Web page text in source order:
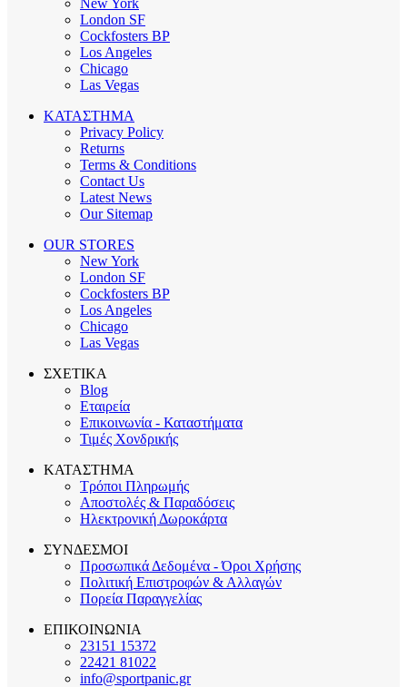
New York
London SF
Cockfosters BP
Los Angeles
Chicago
Las Vegas
ΚΑΤΑΣΤΗΜΑ
Privacy Policy
Returns
Terms & Conditions
Contact Us
Latest News
Our Sitemap
OUR STORES
New York
London SF
Cockfosters BP
Los Angeles
Chicago
Las Vegas
ΣΧΕΤΙΚΑ
Blog
Εταιρεία
Επικοινωνία - Καταστήματα
Τιμές Χονδρικής
ΚΑΤΑΣΤΗΜΑ
Τρόποι Πληρωμής
Αποστολές & Παραδόσεις
Ηλεκτρονική Δωροκάρτα
ΣΥΝΔΕΣΜΟΙ
Προσωπικά Δεδομένα - Όροι Χρήσης
Πολιτική Επιστροφών & Αλλαγών
Πορεία Παραγγελίας
ΕΠΙΚΟΙΝΩΝΙΑ
23151 15372
22421 81022
info@sportpanic.gr